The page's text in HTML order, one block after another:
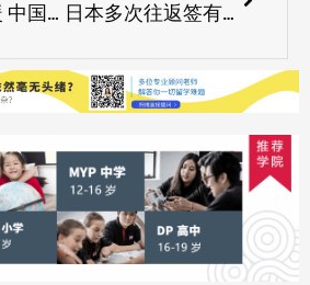
日本留学回暖 中国学生占近三分之一 日本多次往返签有效期延长